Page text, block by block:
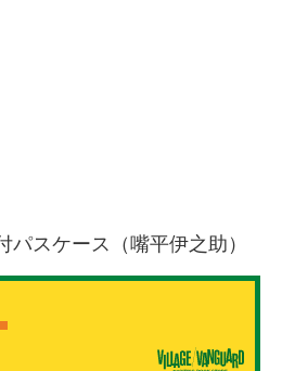
パスケース（嘴平伊之助）